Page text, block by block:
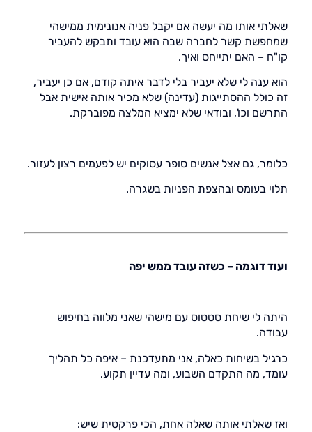
שאלתי אותו מה יעשה אם יקבל פניה אנונימית ממישהי
שמחפשת קשר לחברה שבה הוא עובד ותבקש להעביר
קו"ח – האם יתייחס ואיך.
הוא ענה לי שלא יעביר בלי לדבר איתה קודם, אם כן יעביר,
זה כולל ההסתייגות (עדינה) שלא מכיר אותה אישית אבל
התרשם וכו', ובודאי שלא ימציא המלצה מפוברקת.
כלומר, גם אצל אנשים סופר עסוקים יש לפעמים רצון לעזור.
תלוי בעומס ובהצפת הפניות בשגרה.
ועוד דוגמה – כשזה עובד ממש יפה
היתה לי שיחת סטטוס עם מישהי שאני מלווה בחיפוש
עבודה.
כרגיל בשיחות כאלה, אני מתעדכנת – איפה כל תהליך
עומד, מה התקדם השבוע, ומה עדיין תקוע.
ואז שאלתי אותה שאלה אחת, הכי פרקטית שיש: